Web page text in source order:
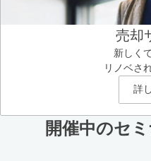
売却
新しく
リノベさ
詳
開催中のセ